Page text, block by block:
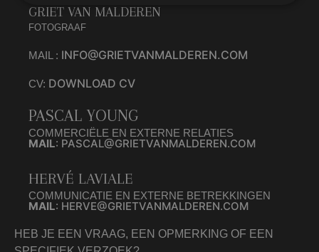
GRIET VAN MALDEREN
FOTOGRAAF
MAIL : INFO@GRIETVANMALDEREN.COM
CV: DOWNLOAD CV
PASCAL YOUNG
COMMERCIËLE EN EXTERNE RELATIES
MAIL: PASCAL@GRIETVANMALDEREN.COM
HERVÉ LAVIALE
COMMUNICATIE EN EXTERNE BETREKKINGEN
MAIL: HERVE@GRIETVANMALDEREN.COM
HEB JE EEN VRAAG, EEN OPMERKING OF EEN